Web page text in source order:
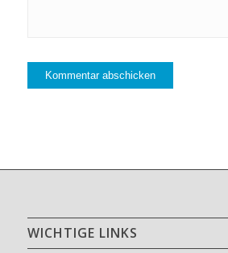
WICHTIGE LINKS